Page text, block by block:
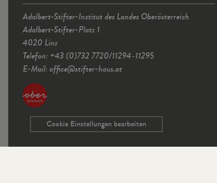
Adalbert-Stifter-Institut des Landes Oberösterreich
Adalbert-Stifter-Platz 1
4020 Linz
Telefon: +43 (0)732 7720/11294–11295
E-Mail:office@stifter-haus.at
Cookie Einstellungen bearbeiten